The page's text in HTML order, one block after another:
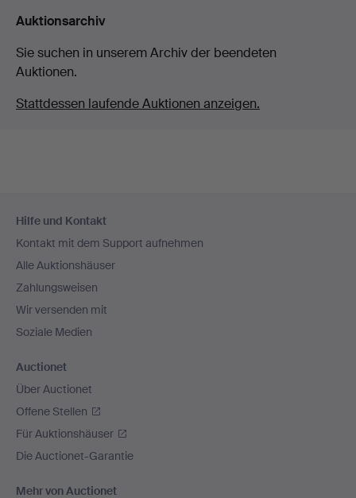
Auktionsarchiv
Sie suchen in unserem Archiv der beendeten
Auktionen.
Stattdessen laufende Auktionen anzeigen.
Navigation
Hilfe und Kontakt
Kontakt mit dem Support aufnehmen
Alle Auktionshäuser
Zahlungsweisen
Wir versenden mit
Soziale Medien
Auctionet
Über Auctionet
Offene Stellen
Für Auktionshäuser
Die Auctionet-Garantie
Mehr von Auctionet